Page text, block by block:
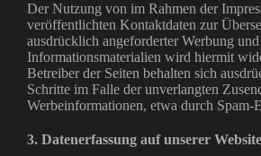
Der Nutzung von im Rahmen der
veröffentlichten Kontaktdaten zur
ausdrücklich angeforderter Werbung und
Informationsmaterialien wird hiermit
Betreiber der Seiten behalten sich
Schritte im Falle der unverlangten
Werbeinformationen, etwa durch Spam-
3. Datenerfassung auf unserer Website